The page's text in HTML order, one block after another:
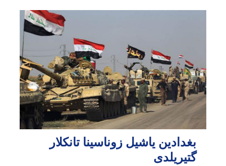
بغدادین یاشیل زوناسینا تانکلار
گتیریلدی